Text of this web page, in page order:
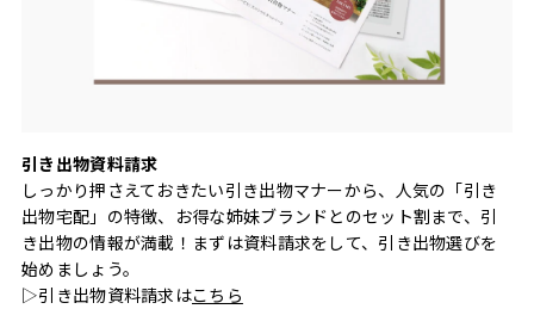
引き出物資料請求
しっかり押さえておきたい引き出物マナーから、人気の「引き
出物宅配」の特徴、お得な姉妹ブランドとのセット割まで、引
き出物の情報が満載！まずは資料請求をして、引き出物選びを
始めましょう。
▷引き出物資料請求はこちら